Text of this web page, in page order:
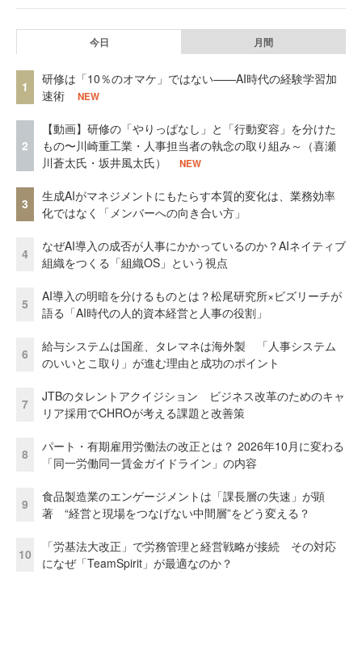
今日 月間
1
研修は「10％のオマケ」ではない——AI時代の経験学習加
速術
NEW
2
【動画】研修の「やりっぱなし」と「行動変容」を分けた
もの〜川崎重工業・人事担当者の執念の取り組み～（喜瀬
川蒼太氏・坂井風太氏）
NEW
3
生成AIがマネジメントにもたらす本質的変化は、業務効率
化ではなく「メンバーへの向き合い方」
4
なぜAI導入の成否が人事にかかっているのか？AIネイティブ
組織をつくる「組織OS」という視点
5
AI導入の明暗を分けるものとは？松尾研究所×ビズリーチが
語る「AI時代の人的資本経営と人事の役割」
6
給与システムは国産、タレマネは海外製 「人事システム
のいいとこ取り」が進む理由と成功のポイント
7
JTBのタレントアクイジション ビジネス改革のためのキャ
リア採用でCHROが考える課題と改善策
8
パート・有期雇用労働法の改正とは？ 2026年10月に変わる
「同一労働同一賃金ガイドライン」の内容
9
食品製造業のエンゲージメントは「課長層の失速」が顕
著 “経営と現場をつなげない中間層”をどう変える？
10
「労基法大改正」で労務管理と経営戦略が接続 その対応
になぜ「TeamSpirit」が最適なのか？